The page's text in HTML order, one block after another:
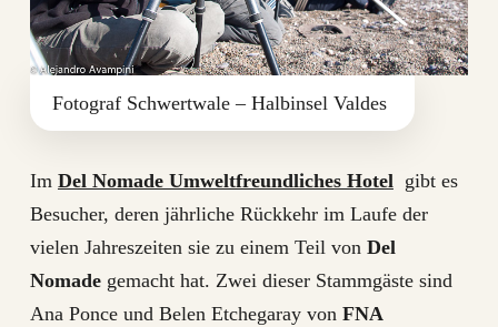
Fotograf Schwertwale – Halbinsel Valdes
Im Del Nomade Umweltfreundliches Hotelgibt es
Besucher, deren jährliche Rückkehr im Laufe der
vielen Jahreszeiten sie zu einem Teil von Del
Nomadegemacht hat. Zwei dieser Stammgäste sind
Ana Ponce und Belen Etchegaray von FNA